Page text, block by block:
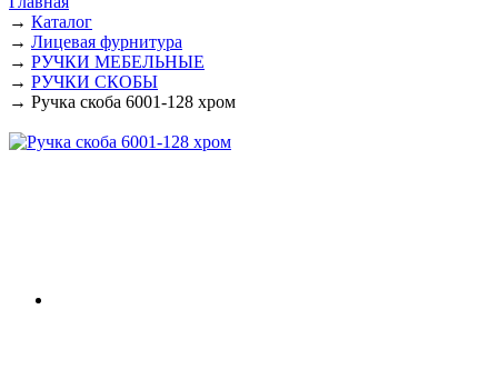
→ Каталог
→ Лицевая фурнитура
→ РУЧКИ МЕБЕЛЬНЫЕ
→ РУЧКИ СКОБЫ
→ Ручка скоба 6001-128 хром